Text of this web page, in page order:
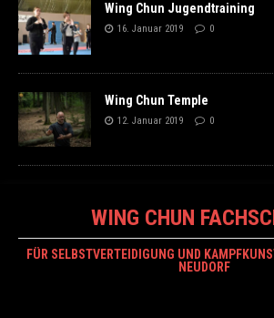
Wing Chun Jugendtraining
16. Januar 2019 0
Wing Chun Temple
12. Januar 2019 0
WING CHUN
FÜR SELBSTVERTEIDIGUNG UND
NEUDORF